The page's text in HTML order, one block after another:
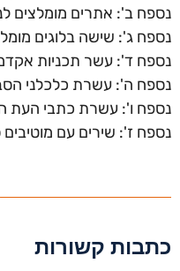
נספח ב': אתרים מומלצים
נספח ג': שישה בלוגים
נספח ד': עשר תכניות
נספח ה': עשרת כלכלני
נספח ו': עשרת כתבי העת
נספח ז': שירים עם מוטיבים
כתבות קשורות